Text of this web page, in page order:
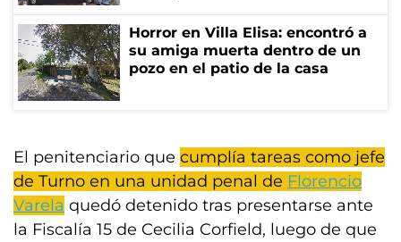
Horror en Villa Elisa: encontró a
su amiga muerta dentro de un
pozo en el patio de la casa
El penitenciario que cumplía tareas como jefe
de Turno en una unidad penal de Florencio
Varela quedó detenido tras presentarse ante
la Fiscalía 15 de Cecilia Corfield, luego de que